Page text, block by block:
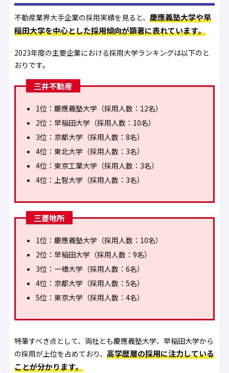
不動産業界大手企業の採用実績を見ると、 慶應義塾大学や早
稲田大学を中心とした採用傾向が顕著に表れています。
2023年度の主要企業における採用大学ランキングは以下のと
おりです。
三井不動産
1位：慶應義塾大学（採用人数：12名）
2位：早稲田大学（採用人数：10名）
3位：京都大学（採用人数：8名）
4位：東北大学（採用人数：3名）
4位：東京工業大学（採用人数：3名）
4位：上智大学（採用人数：3名）
三菱地所
1位：慶應義塾大学（採用人数：10名）
2位：早稲田大学（採用人数：9名）
3位：一橋大学（採用人数：6名）
4位：京都大学（採用人数：5名）
5位：東京大学（採用人数：4名）
特筆すべき点として、両社とも慶應義塾大学、早稲田大学から
の採用が上位を占めており、 高学歴層の採用に注力している
ことが分かります。